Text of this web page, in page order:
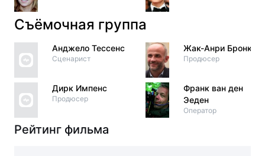
Съёмочная группа
Анджело Тессенс
Сценарист
Дирк Импенс
Продюсер
Жак-Анри Бронкар
Продюсер
Франк ван ден
Эеден
Оператор
Рейтинг фильма